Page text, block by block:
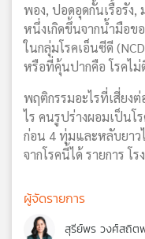
พอง, ปอดอุดกั้นเรื้อรัง,
หนึ่งเกิดขึ้นจากน้ำมือข
ในกลุ่มโรคเอ็นซีดี
หรือที่คุ้นปากคือ โรคไม่
พฤติกรรมอะไรที่เสี่ยงต่
ไร คนรูปร่างผอมเป็นโ
ก่อน 4 ทุ่มและหลับยาว
จากโรคนี้ได้ รายการ โ
ผู้จัดรายการ
สุรีย์พร วงศ์สถิต